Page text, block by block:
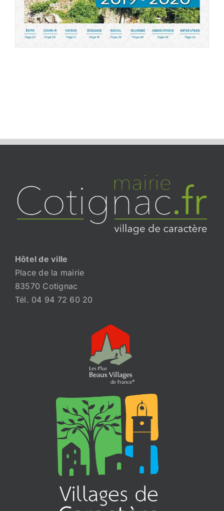
Hôtel de ville
Place de la mairie
83570 Cotignac
Tél. 04 94 72 60 20